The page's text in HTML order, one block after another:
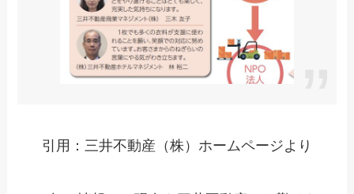
引用：三井不動産（株）ホームページより